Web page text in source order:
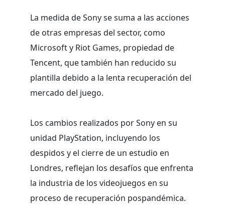
La medida de Sony se suma a las acciones
de otras empresas del sector, como
Microsoft y Riot Games, propiedad de
Tencent, que también han reducido su
plantilla debido a la lenta recuperación del
mercado del juego.
Los cambios realizados por Sony en su
unidad PlayStation, incluyendo los
despidos y el cierre de un estudio en
Londres, reflejan los desafíos que enfrenta
la industria de los videojuegos en su
proceso de recuperación pospandémica.